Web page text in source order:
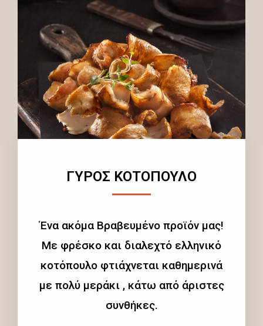
ΓΥΡΟΣ ΚΟΤΟΠΟΥΛΟ
Ένα ακόμα Βραβευμένο προϊόν μας!
Με φρέσκο και διαλεχτό ελληνικό
κοτόπουλο φτιάχνεται καθημερινά
με πολύ μεράκι , κάτω από άριστες
συνθήκες.